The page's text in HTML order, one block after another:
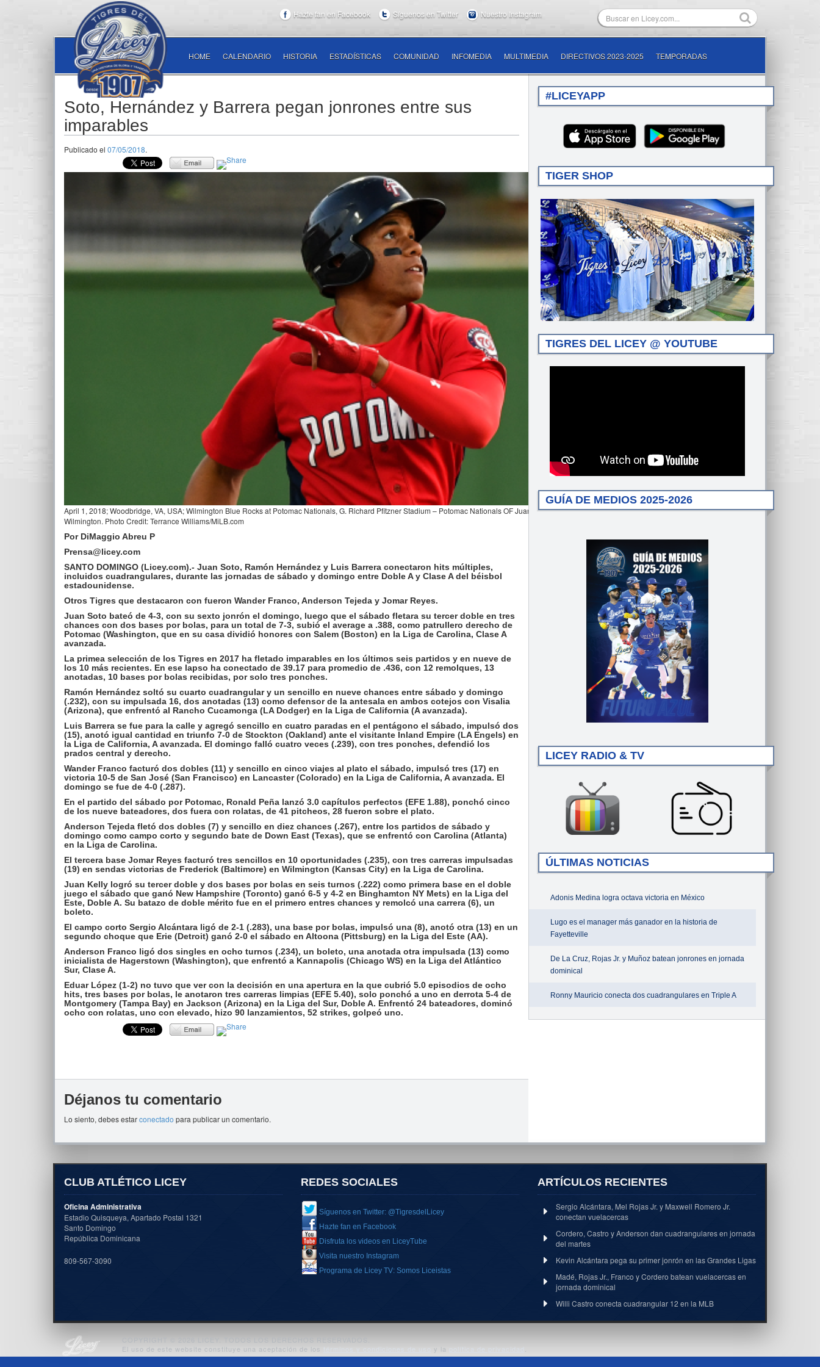
Hazte fan en Facebook Síguenos en Twitter Nuestro Instagram
HOME CALENDARIO HISTORIA ESTADÍSTICAS COMUNIDAD INFOMEDIA MULTIMEDIA DIRECTIVOS 2023-2025 TEMPORADAS
Soto, Hernández y Barrera pegan jonrones entre sus
imparables
Publicado el 07/05/2018.
April 1, 2018; Woodbridge, VA, USA; Wilmington Blue Rocks at Potomac Nationals, G. Richard Pfitzner Stadium – Potomac Nationals OF Juan Soto (25) watches homerun against
Wilmington. Photo Credit: Terrance Williams/MiLB.com
Por DiMaggio Abreu P
Prensa@licey.com
SANTO DOMINGO (Licey.com).- Juan Soto, Ramón Hernández y Luis Barrera conectaron hits múltiples,
incluidos cuadrangulares, durante las jornadas de sábado y domingo entre Doble A y Clase A del béisbol
estadounidense.
Otros Tigres que destacaron con fueron Wander Franco, Anderson Tejeda y Jomar Reyes.
Juan Soto bateó de 4-3, con su sexto jonrón el domingo, luego que el sábado fletara su tercer doble en tres
chances con dos bases por bolas, para un total de 7-3, subió el average a .388, como patrullero derecho de
Potomac (Washington, que en su casa dividió honores con Salem (Boston) en la Liga de Carolina, Clase A
avanzada.
La primea selección de los Tigres en 2017 ha fletado imparables en los últimos seis partidos y en nueve de
los 10 más recientes. En ese lapso ha conectado de 39.17 para promedio de .436, con 12 remolques, 13
anotadas, 10 bases por bolas recibidas, por solo tres ponches.
Ramón Hernández soltó su cuarto cuadrangular y un sencillo en nueve chances entre sábado y domingo
(.232), con su impulsada 16, dos anotadas (13) como defensor de la antesala en ambos cotejos con Visalia
(Arizona), que enfrentó al Rancho Cucamonga (LA Dodger) en la Liga de California (A avanzada).
Luis Barrera se fue para la calle y agregó sencillo en cuatro paradas en el pentágono el sábado, impulsó dos
(15), anotó igual cantidad en triunfo 7-0 de Stockton (Oakland) ante el visitante Inland Empire (LA Engels) en
la Liga de California, A avanzada. El domingo falló cuatro veces (.239), con tres ponches, defendió los
prados central y derecho.
Wander Franco facturó dos dobles (11) y sencillo en cinco viajes al plato el sábado, impulsó tres (17) en
victoria 10-5 de San José (San Francisco) en Lancaster (Colorado) en la Liga de California, A avanzada. El
domingo se fue de 4-0 (.287).
En el partido del sábado por Potomac, Ronald Peña lanzó 3.0 capítulos perfectos (EFE 1.88), ponchó cinco
de los nueve bateadores, dos fuera con rolatas, de 41 pitcheos, 28 fueron sobre el plato.
Anderson Tejeda fletó dos dobles (7) y sencillo en diez chances (.267), entre los partidos de sábado y
domingo como campo corto y segundo bate de Down East (Texas), que se enfrentó con Carolina (Atlanta)
en la Liga de Carolina.
El tercera base Jomar Reyes facturó tres sencillos en 10 oportunidades (.235), con tres carreras impulsadas
(19) en sendas victorias de Frederick (Baltimore) en Wilmington (Kansas City) en la Liga de Carolina.
Juan Kelly logró su tercer doble y dos bases por bolas en seis turnos (.222) como primera base en el doble
juego el sábado que ganó New Hampshire (Toronto) ganó 6-5 y 4-2 en Binghamton NY Mets) en la Liga del
Este, Doble A. Su batazo de doble mérito fue en el primero entres chances y remolcó una carrera (6), un
boleto.
El campo corto Sergio Alcántara ligó de 2-1 (.283), una base por bolas, impulsó una (8), anotó otra (13) en un
segundo choque que Erie (Detroit) ganó 2-0 el sábado en Altoona (Pittsburg) en la Liga del Este (AA).
Anderson Franco ligó dos singles en ocho turnos (.234), un boleto, una anotada otra impulsada (13) como
inicialista de Hagerstown (Washington), que enfrentó a Kannapolis (Chicago WS) en la Liga del Atlántico
Sur, Clase A.
Eduar López (1-2) no tuvo que ver con la decisión en una apertura en la que cubrió 5.0 episodios de ocho
hits, tres bases por bolas, le anotaron tres carreras limpias (EFE 5.40), solo ponchó a uno en derrota 5-4 de
Montgomery (Tampa Bay) en Jackson (Arizona) en la Liga del Sur, Doble A. Enfrentó 24 bateadores, dominó
ocho con rolatas, uno con elevado, hizo 90 lanzamientos, 52 strikes, golpeó uno.
Déjanos tu comentario
Lo siento, debes estarconectado para publicar un comentario.
#LICEYAPP
TIGER SHOP
TIGRES DEL LICEY @ YOUTUBE
GUÍA DE MEDIOS 2025-2026
LICEY RADIO & TV
ÚLTIMAS NOTICIAS
Adonis Medina logra octava victoria en México
Lugo es el manager más ganador en la historia de
Fayetteville
De La Cruz, Rojas Jr. y Muñoz batean jonrones en jornada
dominical
Ronny Mauricio conecta dos cuadrangulares en Triple A
CLUB ATLÉTICO LICEY
Oficina Administrativa
Estadio Quisqueya, Apartado Postal 1321
Santo Domingo
República Dominicana
809-567-3090
REDES SOCIALES
Síguenos en Twitter: @TigresdelLicey
Hazte fan en Facebook
Disfruta los videos en LiceyTube
Visita nuestro Instagram
Programa de Licey TV: Somos Liceistas
ARTÍCULOS RECIENTES
Sergio Alcántara, Mel Rojas Jr. y Maxwell Romero Jr.
conectan vuelacercas
Cordero, Castro y Anderson dan cuadrangulares en jornada
del martes
Kevin Alcántara pega su primer jonrón en las Grandes Ligas
Madé, Rojas Jr., Franco y Cordero batean vuelacercas en
jornada dominical
Willi Castro conecta cuadrangular 12 en la MLB
El uso de este website constituye una aceptación de los términos y condiciones de uso y la política de privacidad